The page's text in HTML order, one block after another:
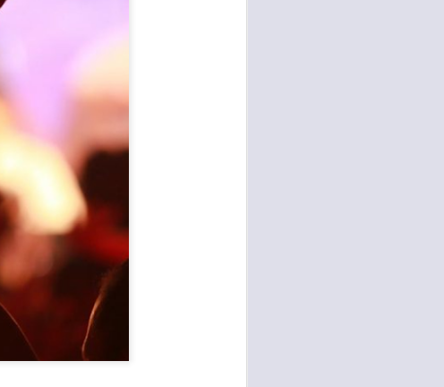
cada vez más
y cada vez
lo que contribuye
seres humanos.